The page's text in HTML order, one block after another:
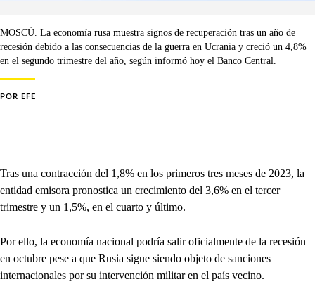
MOSCÚ. La economía rusa muestra signos de recuperación tras un año de
recesión debido a las consecuencias de la guerra en Ucrania y creció un 4,8%
en el segundo trimestre del año, según informó hoy el Banco Central.
POR EFE
Tras una contracción del 1,8% en los primeros tres meses de 2023, la
entidad emisora pronostica un crecimiento del 3,6% en el tercer
trimestre y un 1,5%, en el cuarto y último.
Por ello, la economía nacional podría salir oficialmente de la recesión
en octubre pese a que Rusia sigue siendo objeto de sanciones
internacionales por su intervención militar en el país vecino.